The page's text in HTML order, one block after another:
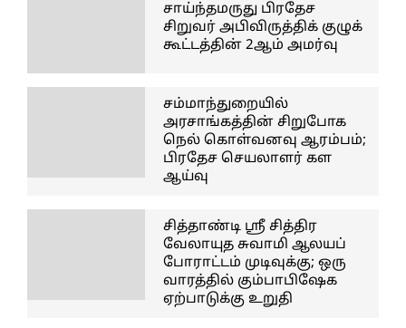
சாய்ந்தமருது பிரதேச
சிறுவர் அபிவிருத்திக் குழுக்
கூட்டத்தின் 2ஆம் அமர்வு
சம்மாந்துறையில்
அரசாங்கத்தின் சிறுபோக
நெல் கொள்வனவு ஆரம்பம்;
பிரதேச செயலாளர் கள
ஆய்வு
சித்தாண்டி ஸ்ரீ சித்திர
வேலாயுத சுவாமி ஆலயப்
போராட்டம் முடிவுக்கு; ஒரு
வாரத்தில் கும்பாபிஷேக
ஏற்பாடுக்கு உறுதி